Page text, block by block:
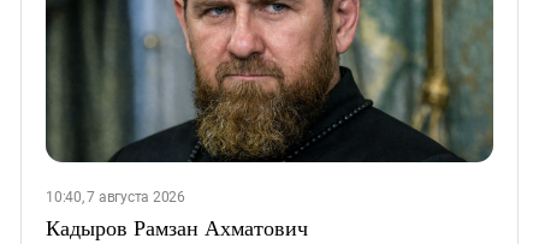
10:40, 7 августа 2026
Кадыров Рамзан Ахматович